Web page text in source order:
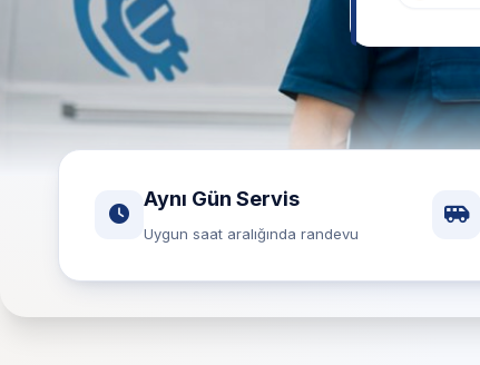
Aynı Gün Servis
Uygun saat aralığında randevu